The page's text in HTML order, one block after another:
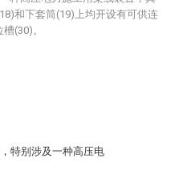
特别涉及一种高压电
和下套筒(19)上均开设有可供连
(30)。